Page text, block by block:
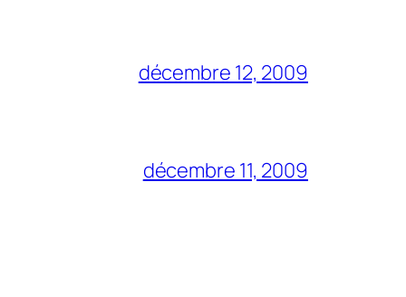
décembre 12, 2009
décembre 11, 2009